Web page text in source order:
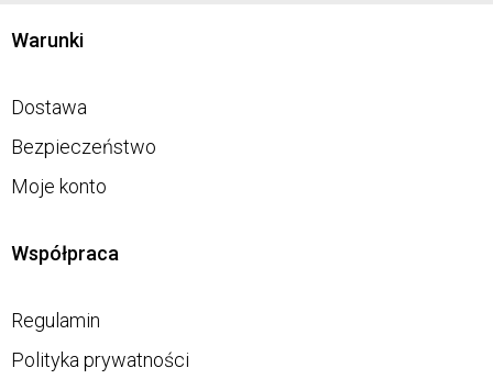
Warunki
Dostawa
Bezpieczeństwo
Moje konto
Współpraca
Regulamin
Polityka prywatności